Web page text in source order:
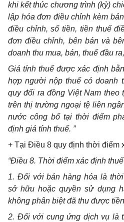
khi kết thúc chương trình (kỳ)
lập hóa đơn điều chỉnh kèm
điều chỉnh, số tiền, tiền thuế
đơn điều chỉnh, bên bán và
doanh thu mua, bán, thuế đầu
Giá tính thuế được xác định
hợp người nộp thuế có doanh
quy đổi ra đồng Việt Nam theo
trên thị trường ngoại tệ liên
nước công bố tại thời điểm
định giá tính thuế. ”
+ Tại Điều 8 quy định thời điểm
“Điều 8. Thời điểm xác định
1. Đối với bán hàng hóa là
sở hữu hoặc quyền sử dụng
không phân biệt đã thu được
2. Đối với cung ứng dịch vụ là